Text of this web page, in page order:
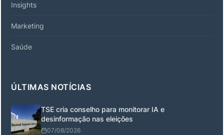
Insights
Marketing
Saúde
ÚLTIMAS NOTÍCIAS
TSE cria conselho para monitorar IA e
desinformação nas eleições
07/08/2026